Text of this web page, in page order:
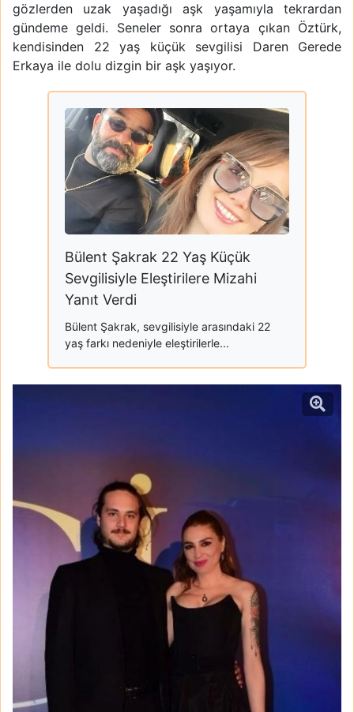
gözlerden uzak yaşadığı aşk yaşamıyla tekrardan
gündeme geldi. Seneler sonra ortaya çıkan Öztürk,
kendisinden 22 yaş küçük sevgilisi Daren Gerede
Erkaya ile dolu dizgin bir aşk yaşıyor.
Bülent Şakrak 22 Yaş Küçük
Sevgilisiyle Eleştirilere Mizahi
Yanıt Verdi
Bülent Şakrak, sevgilisiyle arasındaki 22
yaş farkı nedeniyle eleştirilerle...